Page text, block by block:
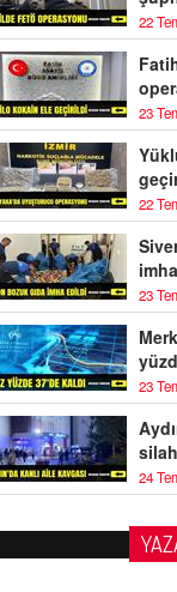
22
23
22
23
23
24